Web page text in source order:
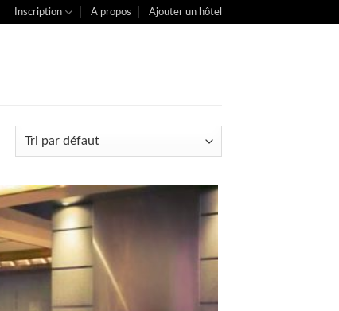
Inscription A propos Ajouter un hôtel